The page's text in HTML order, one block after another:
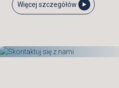
Więcej szczegółów